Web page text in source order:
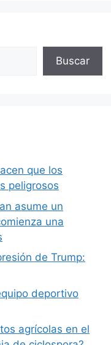
Buscar
que los
peligrosos
asume un
una
de Trump:
deportivo
agrícolas en el